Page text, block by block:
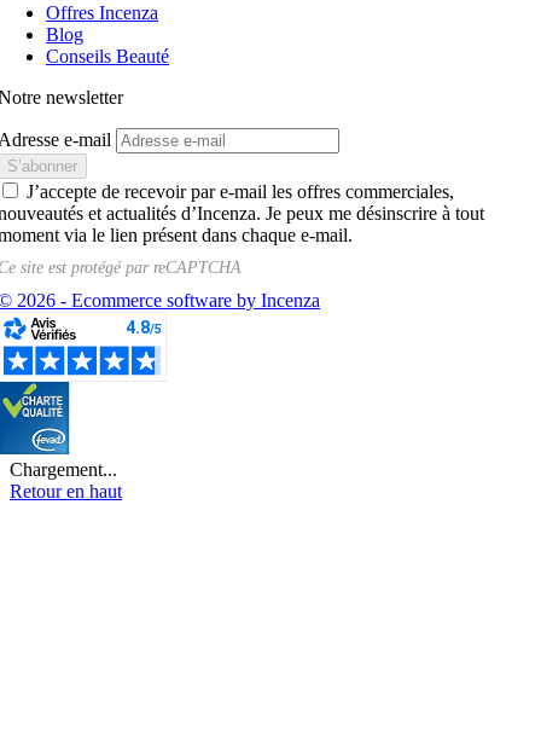
Offres Incenza
Blog
Conseils Beauté
newsletter
e-mail
J’accepte de recevoir par e-mail les offres commerciales,
et actualités d’Incenza. Je peux me désinscrire à tout
via le lien présent dans chaque e-mail.
site est protégé parreCAPTCHA
2026 - Ecommerce software by Incenza
Chargement...
Retour en haut